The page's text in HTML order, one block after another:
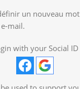
un nouveau mot
mail.
with your Social ID